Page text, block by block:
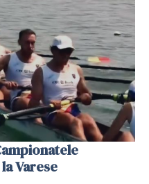
Varese